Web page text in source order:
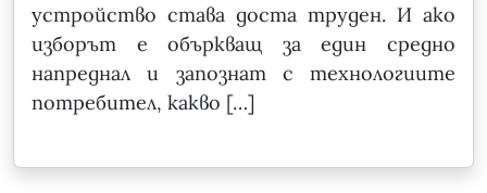
устройство става доста труден. И ако
изборът е объркващ за един средно
напреднал и запознат с технологиите
потребител, какво […]